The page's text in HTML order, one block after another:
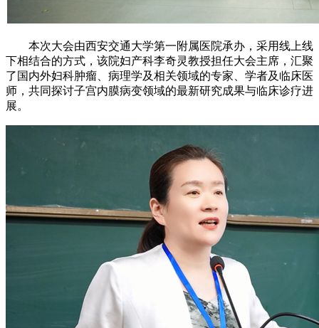
本次大会由西安交通大学第一附属医院承办，采用线上线
下相结合的方式，该院妇产科李奇灵教授担任大会主席，汇聚
了国内外妇科肿瘤、病理学及相关领域的专家、学者及临床医
师，共同探讨子宫内膜病变领域的最新研究成果与临床诊疗进
展。